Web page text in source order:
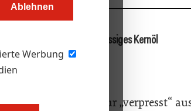
Ablehnen
Werbung
ÖGZ-Gold für herrlich nussiges Kernöl
an der Mur „verpresst“